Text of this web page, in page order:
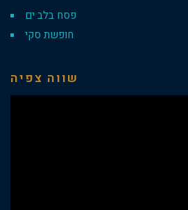
פסח בלב ים
חופשת סקי
שווה צפיה